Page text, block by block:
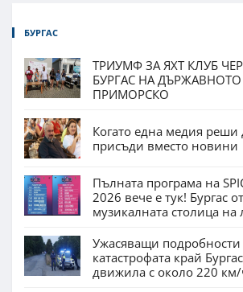
БУРГАС
ТРИУМФ ЗА ЯХТ КЛУБ
БУРГАС НА
ПРИМОРСКО
Когато една медия
присъди вместо новини
Пълната програма на
2026 вече е тук! Бургас
музикалната столица на
Ужасяващи подробности
катастрофата край
движила с около 220